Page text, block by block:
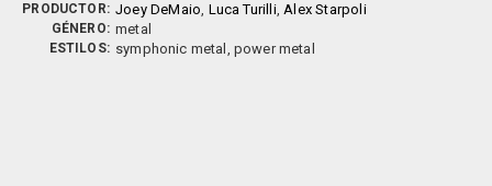
PRODUCTOR: Joey DeMaio, Luca Turilli,Alex Starpoli
GÉNERO: metal
ESTILOS: symphonic metal, power metal